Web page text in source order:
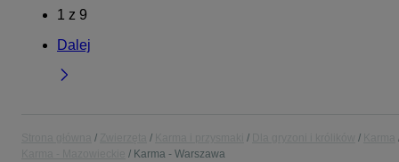
1 z 9
Dalej
Karma - Warszawa